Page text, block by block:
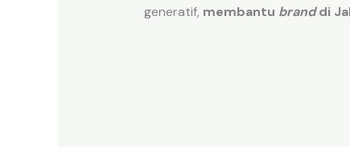
generatif, membantu branddi